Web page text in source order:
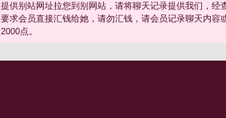
供别站网址拉您到别网站，请将聊天记录提供我们，经
求会员直接汇钱给她，请勿汇钱，请会员记录聊天内
点。